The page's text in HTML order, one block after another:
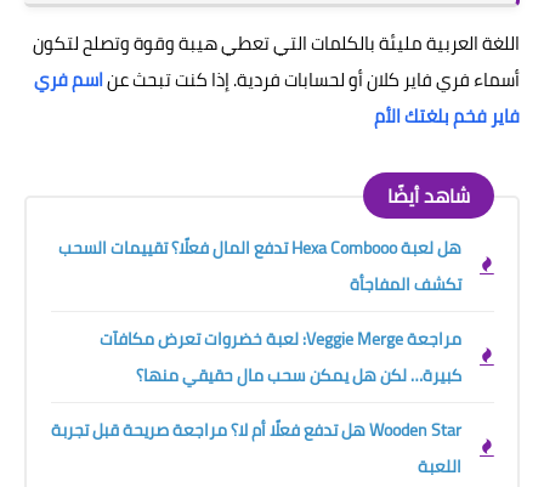
اللغة العربية مليئة بالكلمات التي تعطي هيبة وقوة وتصلح لتكون
أسماء فري فاير كلان أو لحسابات فردية. إذا كنت تبحث عناسم فري
فاير فخم بلغتك الأم
شاهد أيضًا
هل لعبة Hexa Combooo تدفع المال فعلًا؟ تقييمات السحب
تكشف المفاجأة
مراجعة Veggie Merge: لعبة خضروات تعرض مكافآت
كبيرة… لكن هل يمكن سحب مال حقيقي منها؟
Wooden Star هل تدفع فعلًا أم لا؟ مراجعة صريحة قبل تجربة
اللعبة